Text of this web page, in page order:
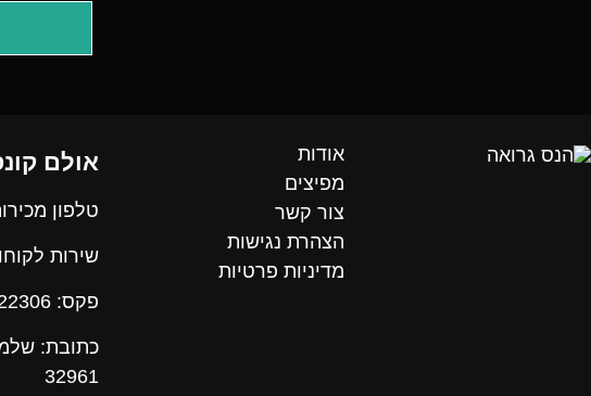
אודות
מפיצים
צור קשר
הצהרת נגישות
מדיניות פרטיות
אולם
טלפון מכירות: 04-
שירות לקוחות: 04-
פקס:
32961